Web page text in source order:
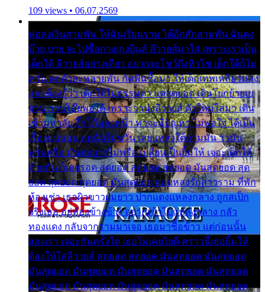
109 views • 06.07.2569
พ่อส่งเงินสามพัน ให้ฉันเรียนราม ได้อีกสักสามพัน ฉันคง
บ๊าย บาย จะไปซื้อกางเกงยีนส์ ลีวายส์มาใส่ เพราะเราเป็น
เด็กใต้ ลีวายส์อย่างเดียว อยากจะโชว์ถึงหิวโซ เด็กใต้ก็ไม่
หวั่น ตกตัวละหลายพัน กัดฟันซื้อมา ให้เด็กเทพเหลียวมอง
และต้องรู้ว่า เด็กใต้ไม่ธรรมดา แต่สุดยอด เดินโยกย้ายเย
ยวน กวนโอ๊ยพอได้ เพราะว่านุ่งลีวายส์ ตัวใหม่ใส่มา เดิน
เข้ามหาลัย จิ๊กโก๊มองหน้า ท่าจะมีปัญหา ไม่พอใจ ได้เป็น
เรื่องแน่นอน แต่ฉันไม่หวั่น เลยแหลงใต้ถามมัน ว่ามัน
พรั่นพรือ มันตอบว่าไม่พรื่อ เปลี่ยนเป็นยิ้มให้ เจอะเด็กใต้
ด้วยกัน ก็เลยรอด สุดยอด สุดยอด สุดยอด มันสุดยอด สุด
ยอด สุดยอด สุดยอด มันสุดยอด แอบหลงรักสาวราม ที่พัก
ห้องเช่า เธอผิวขาวผมยาว ปากแดงแหลงกลาง ถูกสเป็ก
จริงเธอ อยู่ห้องข้างข้าง อยากเข้าไปแหลงกลาง กลัว
ทองแดง กลับจากรามมาเจอ เธอมาซื้อข้าว แต่ก่อนนั้น
สองเรา เจอะกันครั้งใด เธอไม่เคยไยดี คราวนี้เธอยิ้มให้
ต้องให้ใส่ลีวายส์ สุดยอด สุดยอด มันสุดยอด มันสุดยอด
มันสุดยอด มันสุดยอด มันสุดยอด มันสุดยอด มันสุดยอด
มันสุดยอด มันสุดยอด มันสุดยอด มันสุดยอด มันสุดยอด